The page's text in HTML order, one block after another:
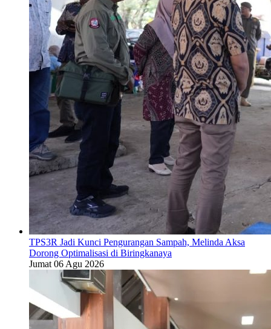
TPS3R Jadi Kunci Pengurangan Sampah, Melinda Aksa
Dorong Optimalisasi di Biringkanaya
Jumat 06 Agu 2026